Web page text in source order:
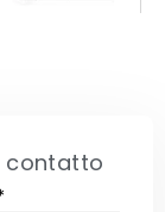
contatto